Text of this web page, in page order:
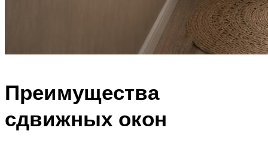
Преимущества
сдвижных окон